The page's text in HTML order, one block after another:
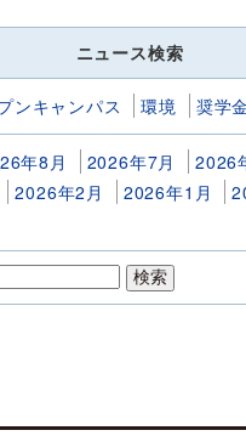
ニュース検索
ンキャンパス 環境 奨学金
年8月 2026年7月 2026
2026年2月 2026年1月